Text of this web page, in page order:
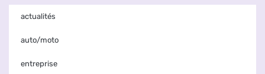
actualités
auto/moto
entreprise